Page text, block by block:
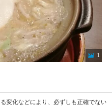
1
変化などにより、必ずしも正確でない